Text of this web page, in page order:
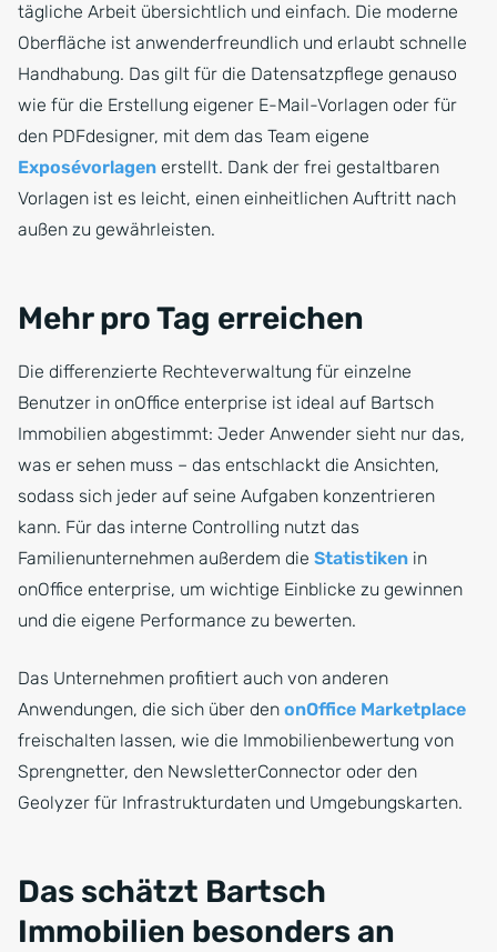
tägliche Arbeit übersichtlich und einfach. Die moderne
Oberfläche ist anwenderfreundlich und erlaubt schnelle
Handhabung. Das gilt für die Datensatzpflege genauso
wie für die Erstellung eigener E-Mail-Vorlagen oder für
den PDFdesigner, mit dem das Team eigene
Exposévorlagen erstellt. Dank der frei gestaltbaren
Vorlagen ist es leicht, einen einheitlichen Auftritt nach
außen zu gewährleisten.
Mehr pro Tag erreichen
Die differenzierte Rechteverwaltung für einzelne
Benutzer in onOffice enterprise ist ideal auf Bartsch
Immobilien abgestimmt: Jeder Anwender sieht nur das,
was er sehen muss – das entschlackt die Ansichten,
sodass sich jeder auf seine Aufgaben konzentrieren
kann. Für das interne Controlling nutzt das
Familienunternehmen außerdem die Statistiken in
onOffice enterprise, um wichtige Einblicke zu gewinnen
und die eigene Performance zu bewerten.
Das Unternehmen profitiert auch von anderen
Anwendungen, die sich über den onOffice Marketplace
freischalten lassen, wie die Immobilienbewertung von
Sprengnetter, den NewsletterConnector oder den
Geolyzer für Infrastrukturdaten und Umgebungskarten.
Das schätzt Bartsch
Immobilien besonders an